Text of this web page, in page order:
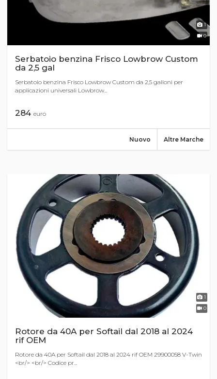
1
0
Serbatoio benzina Frisco Lowbrow Custom
da 2,5 gal
Serbatoio benzina Frisco Lowbrow Custom da 2,5 galloni per
applicazioni universali Lowbrow...
284 euro
Altre Marche
Nuovo
1
0
Rotore da 40A per Softail dal 2018 al 2024
rif OEM
Rotore da 40A per Softail dal 2018 al 2024 rif OEM 29900058 V-Twin
<br/> <br/> Codice pr...